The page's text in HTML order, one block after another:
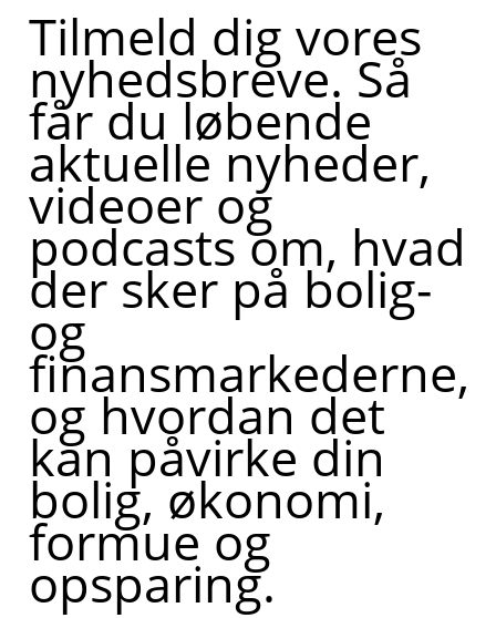
Tilmeld dig vores
nyhedsbreve. Så
får du løbende
aktuelle nyheder,
videoer og
podcasts om, hvad
der sker på bolig-
og
finansmarkederne,
og hvordan det
kan påvirke din
bolig, økonomi,
formue og
opsparing.